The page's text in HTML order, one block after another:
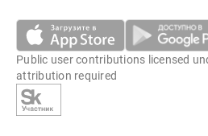
Public user contributions licensed
attribution required